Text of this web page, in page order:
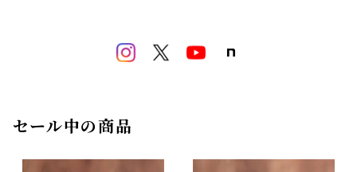
セール中の商品